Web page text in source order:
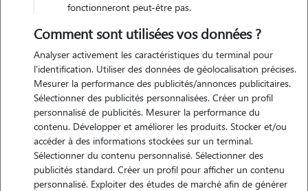
Tiphaine
NIHERNE 36250
fonctionneront peut-être pas.
Comment sont utilisées vos données ?
Analyser activement les caractéristiques du terminal pour
l'identification. Utiliser des données de géolocalisation précises.
Mesurer la performance des publicités/annonces publicitaires.
Sélectionner des publicités personnalisées. Créer un profil
personnalisé de publicités. Mesurer la performance du
contenu. Développer et améliorer les produits. Stocker et/ou
accéder à des informations stockées sur un terminal.
Sélectionner du contenu personnalisé. Sélectionner des
publicités standard. Créer un profil pour afficher un contenu
personnalisé. Exploiter des études de marché afin de générer